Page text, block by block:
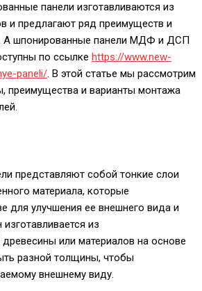
панели изготавливаются из
и предлагают ряд преимуществ и
А шпонированные панели МДФ и ДСП
по ссылке https://www.new-
paneli/. В этой статье мы рассмотрим
преимущества и варианты монтажа
представляют собой тонкие слои
материала, которые
для улучшения ее внешнего вида и
из
или материалов на основе
разной толщины, чтобы
внешнему виду.